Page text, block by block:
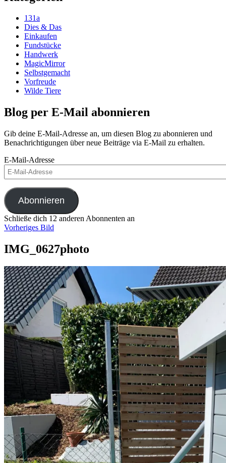
131a
Dies & Das
Einkaufen
Fundstücke
Handwerk
MagicMirror
Selbstgemacht
Vorfreude
Wilde Tiere
Blog per E-Mail abonnieren
Gib deine E-Mail-Adresse an, um diesen Blog zu abonnieren und
Benachrichtigungen über neue Beiträge via E-Mail zu erhalten.
E-Mail-Adresse
Abonnieren
Schließe dich 12 anderen Abonnenten an
Vorheriges Bild
IMG_0627photo